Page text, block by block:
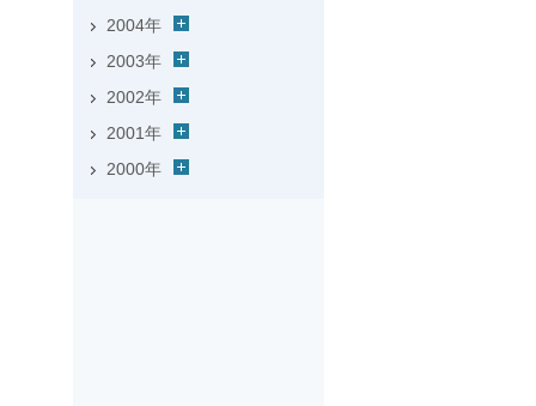
2004年
2003年
2002年
2001年
2000年